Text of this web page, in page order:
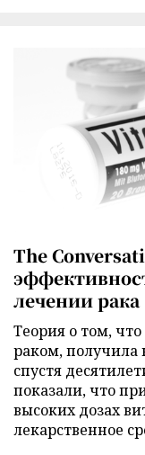
The
лечении рака
Теория о том,
раком,
спустя
показали, что
высоких дозах
лекарственное